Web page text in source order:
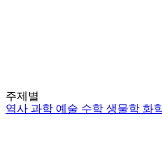
주제별
역사과학 예술 수학생물학 화